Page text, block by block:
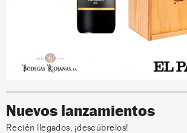
Nuevos lanzamientos
Recién llegados, ¡descúbrelos!